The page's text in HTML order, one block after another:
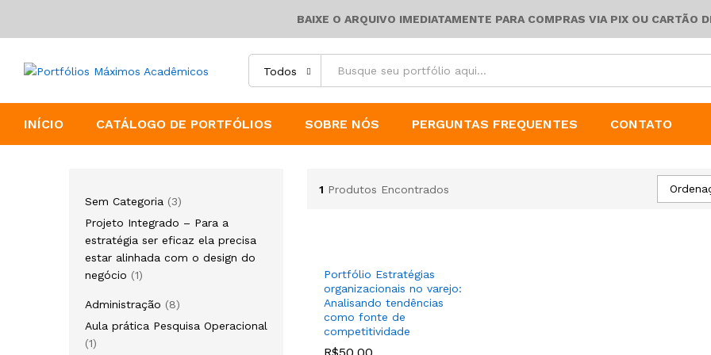
BAIXE O ARQUIVO IMEDIATAMENTE PARA COMPRAS VIA PIX OU CARTÃO
Todos
INÍCIO CATÁLOGO DE PORTFÓLIOS SOBRE NÓS PERGUNTAS FREQUENTES CONTATO
1 Produtos Encontrados
Portfólio Estratégias
organizacionais no varejo:
Analisando tendências
como fonte de
competitividade
Sem Categoria 33
produtos
Projeto Integrado – Para a
estratégia ser eficaz ela precisa
estar alinhada com o design do
negócio
11
Administração
88
produtos
Aula prática Pesquisa Operacional
11